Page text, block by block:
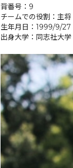
背番号：9
チームでの役割：主将
生年月日：1999/9/27
出身大学：同志社大学